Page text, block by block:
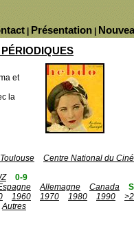
Présentation
et
la
Centre National du
0-9
Allemagne Canada
1960 1970 1980 1990
Autres